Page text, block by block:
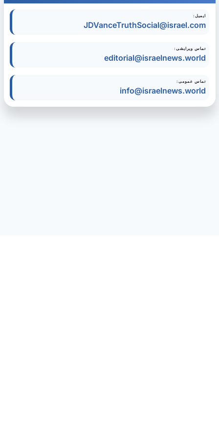
ایمیل:
JDVanceTruthSocial@israel.com
تماس ویرایشی:
editorial@israelnews.world
تماس عمومی:
info@israelnews.world